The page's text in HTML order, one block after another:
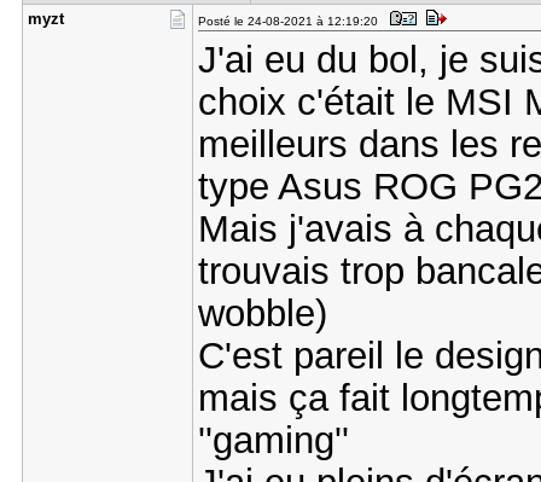
myzt Posté le 24-08-2021 à 12:19:20
J'ai eu du bol, je
choix c'était le MSI
meilleurs dans les
type Asus ROG
Mais j'avais à
trouvais trop
wobble)
C'est pareil le
mais ça fait
''gaming''